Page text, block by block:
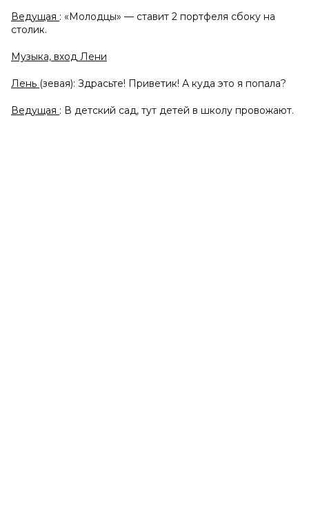
Ведущая : «Молодцы» — ставит 2 портфеля сбоку на
столик.
Музыка, вход Лени
Лень (зевая): Здрасьте! Приветик! А куда это я попала?
Ведущая : В детский сад, тут детей в школу провожают.